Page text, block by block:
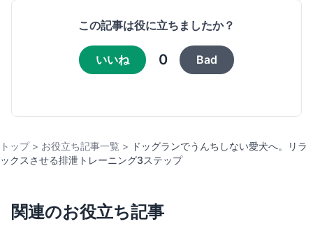
この記事は役に立ちましたか？
いいね 0 Bad
トップ > お役立ち記事一覧 > ドッグランでうんちしない愛犬へ。リラ
ックスさせる排泄トレーニング3ステップ
関連のお役立ち記事